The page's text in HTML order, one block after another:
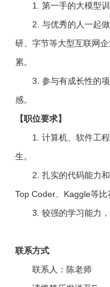
1. 第一手的大模型
2. 与优秀的人一起
研、字节等大型互联网
累。
3. 参与有成长性的
感。
【职位要求】
1. 计算机、软件工
生。
2. 扎实的代码能力
Top Coder、Kaggle等比
3. 较强的学习能力
联系方式
联系人：陈老师